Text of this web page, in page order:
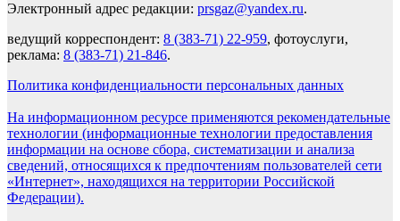
Электронный адрес редакции: prsgaz@yandex.ru.
ведущий корреспондент: 8 (383-71) 22-959, фотоуслуги,
реклама: 8 (383-71) 21-846.
Политика конфиденциальности персональных данных
На информационном ресурсе применяются рекомендательные
технологии (информационные технологии предоставления
информации на основе сбора, систематизации и анализа
сведений, относящихся к предпочтениям пользователей сети
«Интернет», находящихся на территории Российской
Федерации).